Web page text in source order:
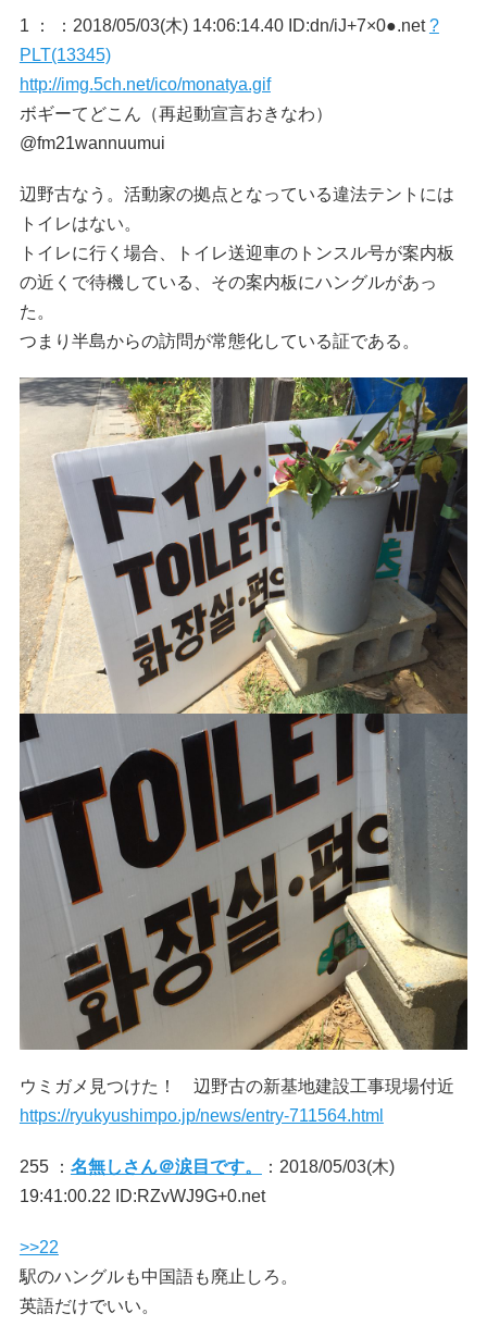
1 ： ：2018/05/03(木) 14:06:14.40 ID:dn/iJ+7×0●.net?
PLT(13345)
http://img.5ch.net/ico/monatya.gif
ボギーてどこん（再起動宣言おきなわ）
@fm21wannuumui
辺野古なう。活動家の拠点となっている違法テントには
トイレはない。
トイレに行く場合、トイレ送迎車のトンスル号が案内板
の近くで待機している、その案内板にハングルがあっ
た。
つまり半島からの訪問が常態化している証である。
ウミガメ見つけた！ 辺野古の新基地建設工事現場付近
https://ryukyushimpo.jp/news/entry-711564.html
255 ： 名無しさん＠涙目です。
：2018/05/03(木)
19:41:00.22 ID:RZvWJ9G+0.net
>>22
駅のハングルも中国語も廃止しろ。
英語だけでいい。